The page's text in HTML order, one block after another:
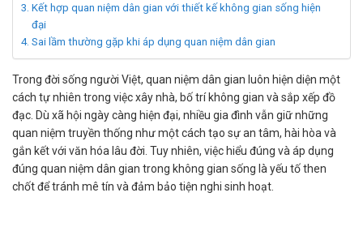
Kết hợp quan niệm dân gian với thiết kế không gian sống hiện
đại
Sai lầm thường gặp khi áp dụng quan niệm dân gian
Trong đời sống người Việt, quan niệm dân gian luôn hiện diện một
cách tự nhiên trong việc xây nhà, bố trí không gian và sắp xếp đồ
đạc. Dù xã hội ngày càng hiện đại, nhiều gia đình vẫn giữ những
quan niệm truyền thống như một cách tạo sự an tâm, hài hòa và
gắn kết với văn hóa lâu đời. Tuy nhiên, việc hiểu đúng và áp dụng
đúng quan niệm dân gian trong không gian sống là yếu tố then
chốt để tránh mê tín và đảm bảo tiện nghi sinh hoạt.